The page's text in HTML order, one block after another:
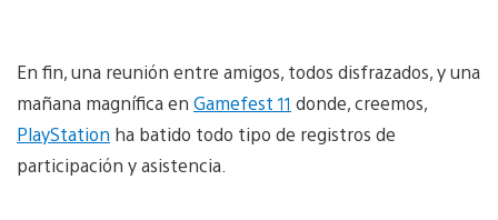
En fin, una reunión entre amigos, todos disfrazados, y una
mañana magnífica en Gamefest 11 donde, creemos,
PlayStation ha batido todo tipo de registros de
participación y asistencia.